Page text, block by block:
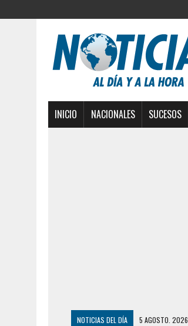
INICIO NACIONALES SUCESOS
NOTICIAS DEL DÍA 5 AGOSTO, 2026